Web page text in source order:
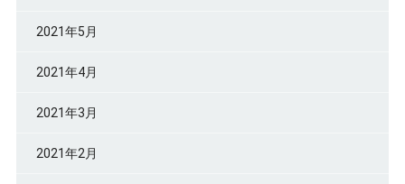
2021年5月
2021年4月
2021年3月
2021年2月